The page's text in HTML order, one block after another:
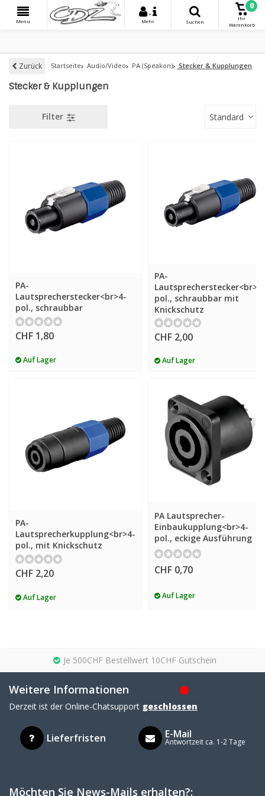
Menu
+
Mehr
Suchen
0
Ihr
Warenkorb
Zurück Startseite Audio/Video PA (Speakon) Stecker & Kupplungen
Stecker & Kupplungen
Filter Standard
PA-
Lautsprecherstecker<br>4-
pol., schraubbar
CHF 1,80
Auf Lager
PA-
Lautsprecherstecker<br>4-
pol., schraubbar mit
Knickschutz
CHF 2,00
Auf Lager
PA-
Lautsprecherkupplung<br>4-
pol., mit Knickschutz
CHF 2,20
Auf Lager
PA Lautsprecher-
Einbaukupplung<br>4-
pol., eckige Ausführung
CHF 0,70
Auf Lager
Je 500CHF Bestellwert 10CHF Gutschein
Weitere Informationen
Derzeit ist der Online-Chatsupport geschlossen
Lieferfristen E-Mail
Antwortzeit ca. 1-2 Tage
Möchten Sie News-Mails erhalten?: